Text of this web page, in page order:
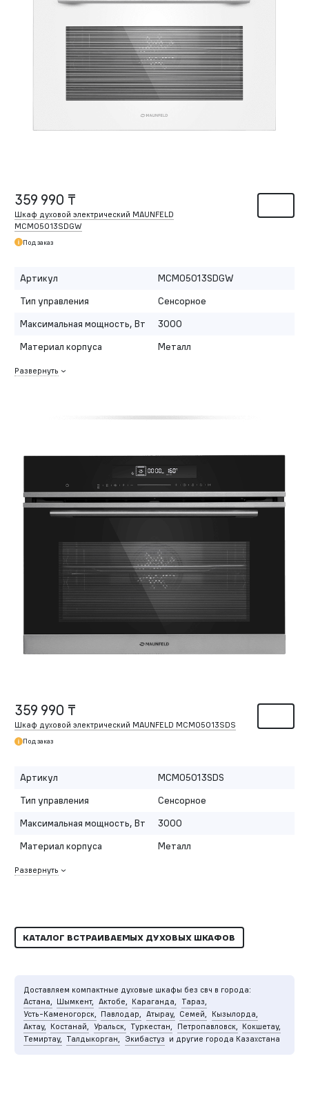
359 990 ₸
Шкаф духовой электрический MAUNFELD
MCMO5013SDGW
Под заказ
Артикул
MCMO5013SDGW
Тип управления
Сенсорное
Максимальная мощность, Вт
3000
Материал корпуса
Металл
Развернуть
359 990 ₸
Шкаф духовой электрический MAUNFELD MCMO5013SDS
Под заказ
Артикул
MCMO5013SDS
Тип управления
Сенсорное
Максимальная мощность, Вт
3000
Материал корпуса
Металл
Развернуть
КАТАЛОГ ВСТРАИВАЕМЫХ ДУХОВЫХ ШКАФОВ
Доставляем компактные духовые шкафы без свч в города:
Астана, Шымкент, Актобе, Караганда,
Тараз,
Усть-Каменогорск, Павлодар, Атырау, Семей,
Кызылорда,
Актау, Костанай, Уральск, Туркестан, Петропавловск, Кокшетау,
Темиртау, Талдыкорган, Экибастуз и другие города Казахстана